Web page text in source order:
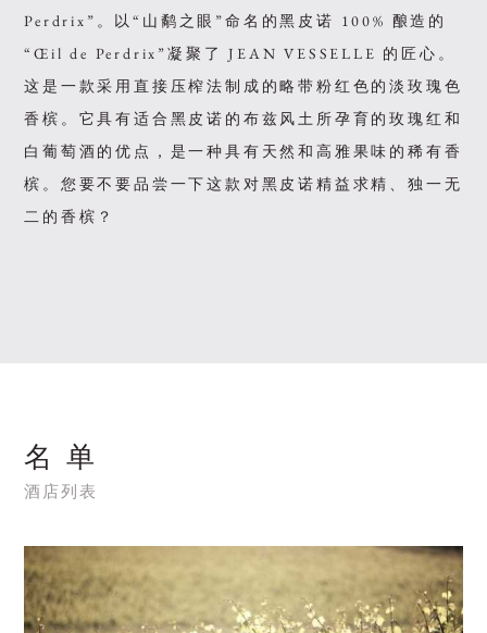
Perdrix”。以“山鹬之眼”命名的黑皮诺 100% 酿造的
“Œil de Perdrix”凝聚了 JEAN VESSELLE 的匠心。
这是一款采用直接压榨法制成的略带粉红色的淡玫瑰色
香槟。它具有适合黑皮诺的布兹风土所孕育的玫瑰红和
白葡萄酒的优点，是一种具有天然和高雅果味的稀有香
槟。您要不要品尝一下这款对黑皮诺精益求精、独一无
二的香槟？
名 单
酒店列表